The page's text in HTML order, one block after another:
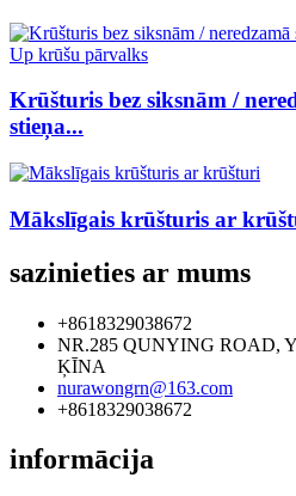
Krūšturis bez siksnām /
stieņa...
Mākslīgais krūšturis ar
sazinieties ar mums
+8618329038672
NR.285 QUNYING ROAD,
ĶĪNA
nurawongrn@163.com
+8618329038672
informācija